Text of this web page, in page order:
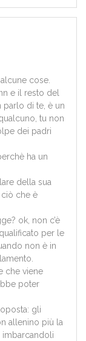
cose.
e il resto del
parlo di te, è un
tu non
dei padri
ha un
della sua
che è
ok, non c’è
per le
non è in
che viene
poter
gli
allenino più la
imbarcandoli